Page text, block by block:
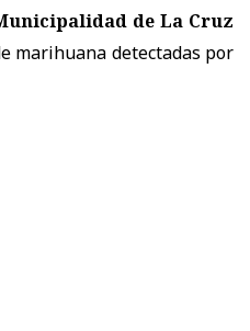
de La Cruz
marihuana detectadas por